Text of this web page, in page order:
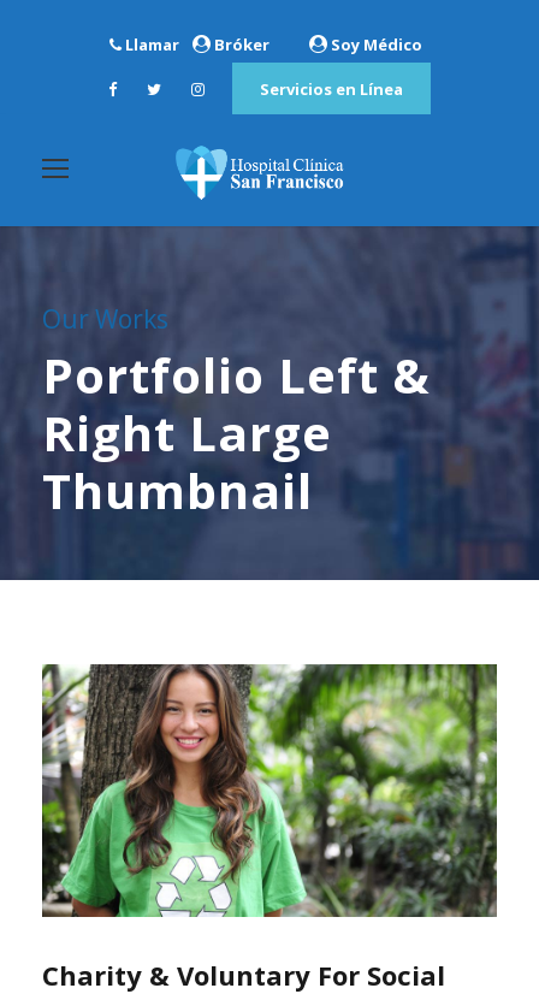
Llamar Bróker Soy Médico
Servicios en Línea
Our Works
Portfolio Left &
Right Large
Thumbnail
Charity & Voluntary For Social